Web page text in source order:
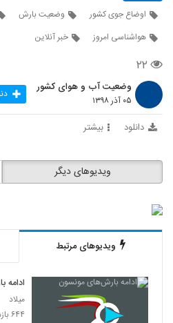
اوضاع جوی کشور
وضعیت بارش
هواشناسی امروز
خبر آنلاین
۲۲
وضعیت آب و هوای کشور
۰۵ آذر ۱۳۹۸
دانلود بیشتر
ویدیوهای دیگر
ویدیوهای مرتبط
میلاد
۶۴۴ بازدید